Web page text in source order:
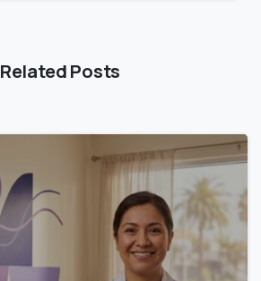
Related Posts